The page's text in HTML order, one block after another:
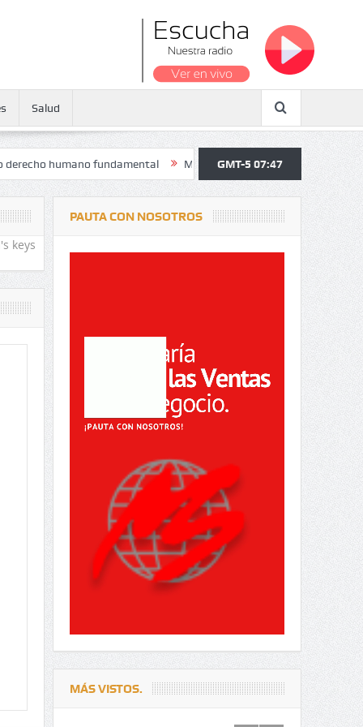
Salud
fundamental Maratón atendió a más de 38.000 jóvenes y
GMT-5 07:47
keys
PAUTA CON NOSOTROS
MÁS VISTOS.